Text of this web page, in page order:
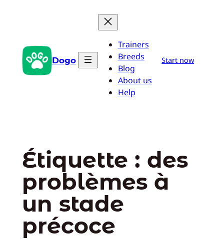
Dogo
Trainers
Breeds
Blog
About us
Help
Start now
Étiquette : des
problèmes à
un stade
précoce